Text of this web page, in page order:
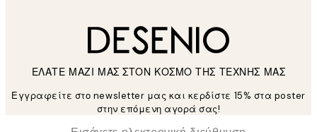
ΕΛΑΤΕ ΜΑΖΙ ΜΑΣ ΣΤΟΝ ΚΟΣΜΟ ΤΗΣ ΤΕΧΝΗΣ ΜΑΣ
Εγγραφείτε στο newsletter μας και κερδίστε 15% στα poster
στην επόμενη αγορά σας!
Ηλεκτρονική Διεύθυνση